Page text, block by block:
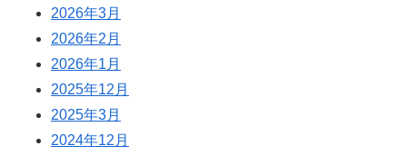
2026年3月
2026年2月
2026年1月
2025年12月
2025年3月
2024年12月